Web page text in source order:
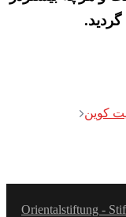
کوین
Orientalstiftung -